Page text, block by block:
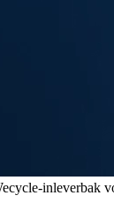
inleverbak